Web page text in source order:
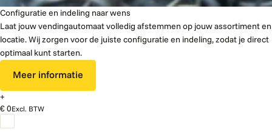
Configuratie en indeling naar wens
Laat jouw vendingautomaat volledig afstemmen op jouw assortiment en
locatie. Wij zorgen voor de juiste configuratie en indeling, zodat je direct
optimaal kunt starten.
Meer informatie
+
€ 0Excl. BTW